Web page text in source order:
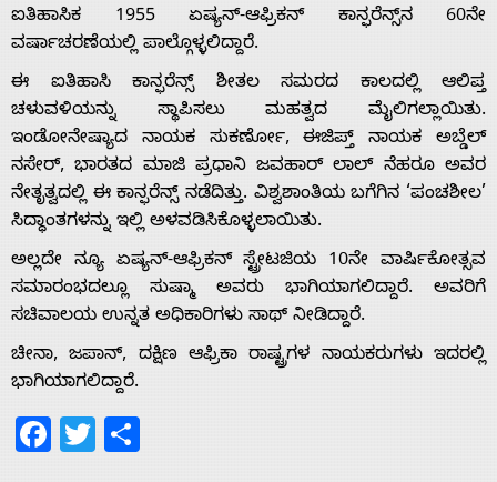
ಐತಿಹಾಸಿಕ 1955 ಏಷ್ಯನ್-ಆಫ್ರಿಕನ್ ಕಾನ್ಫರೆನ್ಸ್‌ನ 60ನೇ
ವರ್ಷಾಚರಣೆಯಲ್ಲಿ ಪಾಲ್ಗೊಳ್ಳಲಿದ್ದಾರೆ.
ಈ ಐತಿಹಾಸಿ ಕಾನ್ಫರೆನ್ಸ್ ಶೀತಲ ಸಮರದ ಕಾಲದಲ್ಲಿ ಆಲಿಪ್ತ
ಚಳುವಳಿಯನ್ನು ಸ್ಥಾಪಿಸಲು ಮಹತ್ವದ ಮೈಲಿಗಲ್ಲಾಯಿತು.
ಇಂಡೋನೇಷ್ಯಾದ ನಾಯಕ ಸುಕರ್ಣೋ, ಈಜಿಪ್ತ್ ನಾಯಕ ಅಬ್ಡೆಲ್
ನಸೇರ್, ಭಾರತದ ಮಾಜಿ ಪ್ರಧಾನಿ ಜವಹಾರ್ ಲಾಲ್ ನೆಹರೂ ಅವರ
ನೇತೃತ್ವದಲ್ಲಿ ಈ ಕಾನ್ಫರೆನ್ಸ್ ನಡೆದಿತ್ತು. ವಿಶ್ವಶಾಂತಿಯ ಬಗೆಗಿನ ‘ಪಂಚಶೀಲ’
ಸಿದ್ಧಾಂತಗಳನ್ನು ಇಲ್ಲಿ ಅಳವಡಿಸಿಕೊಳ್ಳಲಾಯಿತು.
ಅಲ್ಲದೇ ನ್ಯೂ ಏಷ್ಯನ್-ಆಫ್ರಿಕನ್ ಸ್ಟ್ರೇಟಜಿಯ 10ನೇ ವಾರ್ಷಿಕೋತ್ಸವ
ಸಮಾರಂಭದಲ್ಲೂ ಸುಷ್ಮಾ ಅವರು ಭಾಗಿಯಾಗಲಿದ್ದಾರೆ. ಅವರಿಗೆ
ಸಚಿವಾಲಯ ಉನ್ನತ ಅಧಿಕಾರಿಗಳು ಸಾಥ್ ನೀಡಿದ್ದಾರೆ.
ಚೀನಾ, ಜಪಾನ್, ದಕ್ಷಿಣ ಆಫ್ರಿಕಾ ರಾಷ್ಟ್ರಗಳ ನಾಯಕರುಗಳು ಇದರಲ್ಲಿ
ಭಾಗಿಯಾಗಲಿದ್ದಾರೆ.
Facebook
Twitter